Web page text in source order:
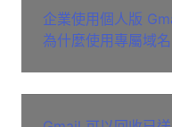
企業使用個人版
為什麼使用專屬域